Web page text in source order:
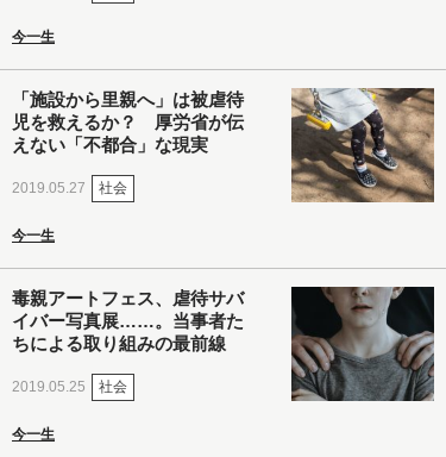
今一生
「施設から里親へ」は被虐待
児を救えるか？ 厚労省が伝
えない「不都合」な現実
2019.05.27 社会
今一生
毒親アートフェス、虐待サバ
イバー写真展……。当事者た
ちによる取り組みの最前線
2019.05.25 社会
今一生